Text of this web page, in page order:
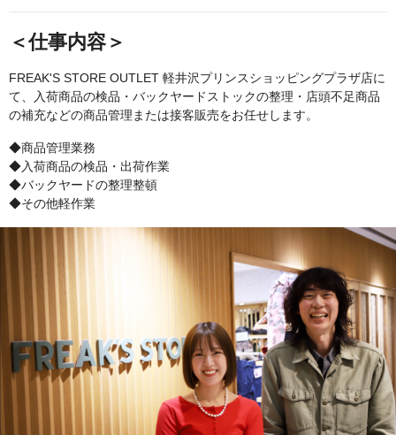
＜仕事内容＞
FREAK'S STORE OUTLET 軽井沢プリンスショッピングプラザ店に
て、入荷商品の検品・バックヤードストックの整理・店頭不足商品
の補充などの商品管理または接客販売をお任せします。
◆商品管理業務
◆入荷商品の検品・出荷作業
◆バックヤードの整理整頓
◆その他軽作業